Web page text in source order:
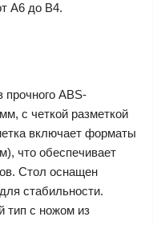
A6 до B4.
прочного ABS-
с четкой разметкой
включает форматы
что обеспечивает
Стол оснащен
стабильности.
тип с ножом из